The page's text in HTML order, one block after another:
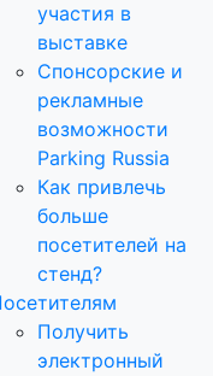
участия в
выставке
Спонсорские и
рекламные
возможности
Parking Russia
Как привлечь
больше
посетителей на
стенд?
Получить
электронный